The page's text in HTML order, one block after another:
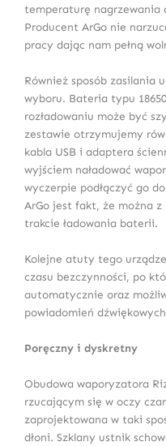
temperaturę nagrzewania
Producent ArGo nie
pracy dając nam pełną
Również sposób zasilania
wyboru. Bateria typu
rozładowaniu może być
zestawie otrzymujemy
kabla USB i adaptera
wyjściem naładować
wyczerpie podłączyć go
ArGo jest fakt, że można
trakcie ładowania baterii.
Kolejne atuty tego
czasu bezczynności, po
automatycznie oraz
powiadomień
Poręczny i dyskretny
Obudowa waporyzatora
rzucającym się w oczy
zaprojektowana w taki
dłoni. Szklany ustnik